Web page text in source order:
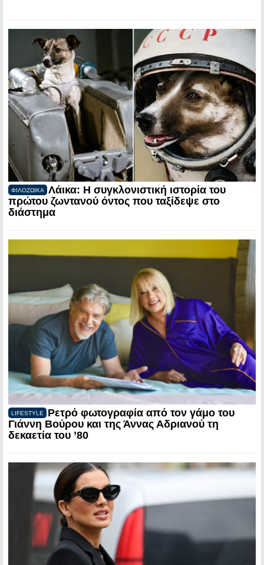
ΦΙΛΟΖΩΙΚΑ
Λάικα: Η συγκλονιστική ιστορία του
πρώτου ζωντανού όντος που ταξίδεψε στο
διάστημα
LIFESTYLE
Ρετρό φωτογραφία από τον γάμο του
Γιάννη Βούρου και της Άννας Αδριανού τη
δεκαετία του ’80